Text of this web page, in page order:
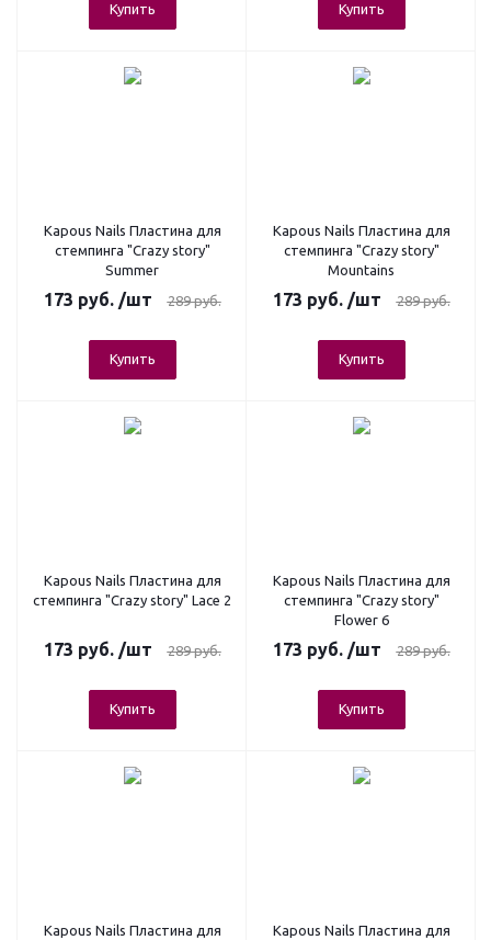
Купить Купить
Kapous Nails Пластина для
стемпинга "Crazy story"
Summer
173 руб. /шт 289руб.
Купить
Kapous Nails Пластина для
стемпинга "Crazy story"
Mountains
173 руб. /шт 289руб.
Купить
Kapous Nails Пластина для
стемпинга "Crazy story" Lace 2
173 руб. /шт 289руб.
Купить
Kapous Nails Пластина для
стемпинга "Crazy story"
Flower 6
173 руб. /шт 289руб.
Купить
Kapous Nails Пластина для Kapous Nails Пластина для